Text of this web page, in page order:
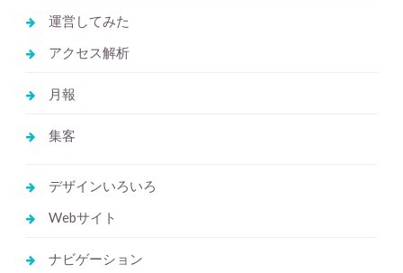
運営してみた
アクセス解析
月報
集客
デザインいろいろ
Webサイト
ナビゲーション